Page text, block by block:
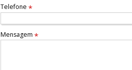
Telefone *
Mensagem *